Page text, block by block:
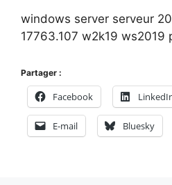
windows server serveur
17763.107 w2k19 ws2019
Partager :
Facebook
E-mail Bluesky